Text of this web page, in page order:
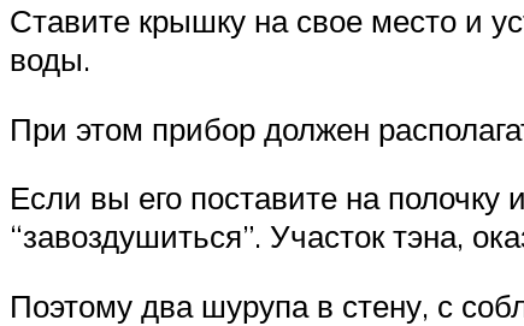
Ставите крышку на свое место и
воды.
При этом прибор должен
Если вы его поставите на
“завоздушиться”. Участок тэна,
Поэтому два шурупа в стену, с